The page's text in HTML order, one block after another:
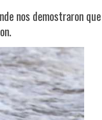
nos demostraron